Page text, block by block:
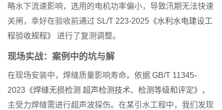
略水下流速影响，选用的电机功率偏小，导致汛期无法快速
关闸，幸好在验收前通过 SL/T 223-2025《水利水电建设工
程验收规程》
进行了复测调整。
现场实战：案例中的坑与解
在现场安装中，焊缝质量影响寿命。依据 GB/T 11345-
2023《焊缝无损检测 超声检测技术、检测等级和评定》
，
主受力焊缝需进行超声波探伤。在某引水工程中，我们发现